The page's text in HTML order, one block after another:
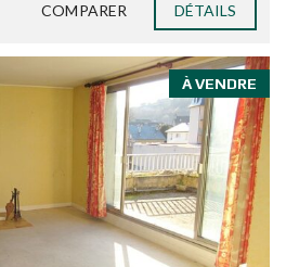
COMPARER DÉTAILS
À VENDRE